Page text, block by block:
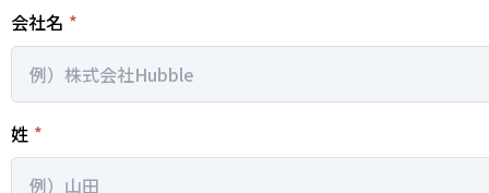
会社名 *
姓 *